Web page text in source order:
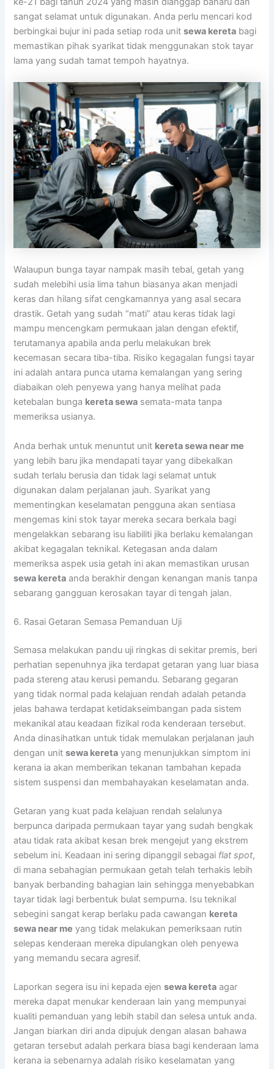
sangat selamat untuk digunakan. Anda perlu mencari kod
berbingkai bujur ini pada setiap roda unitsewa kereta bagi
memastikan pihak syarikat tidak menggunakan stok tayar
lama yang sudah tamat tempoh hayatnya.
Walaupun bunga tayar nampak masih tebal, getah yang
sudah melebihi usia lima tahun biasanya akan menjadi
keras dan hilang sifat cengkamannya yang asal secara
drastik. Getah yang sudah “mati” atau keras tidak lagi
mampu mencengkam permukaan jalan dengan efektif,
terutamanya apabila anda perlu melakukan brek
kecemasan secara tiba-tiba. Risiko kegagalan fungsi tayar
ini adalah antara punca utama kemalangan yang sering
diabaikan oleh penyewa yang hanya melihat pada
ketebalan bunga kereta sewa semata-mata tanpa
memeriksa usianya.
Anda berhak untuk menuntut unit kereta sewa near me
yang lebih baru jika mendapati tayar yang dibekalkan
sudah terlalu berusia dan tidak lagi selamat untuk
digunakan dalam perjalanan jauh. Syarikat yang
mementingkan keselamatan pengguna akan sentiasa
mengemas kini stok tayar mereka secara berkala bagi
mengelakkan sebarang isu liabiliti jika berlaku kemalangan
akibat kegagalan teknikal. Ketegasan anda dalam
memeriksa aspek usia getah ini akan memastikan urusan
sewa kereta anda berakhir dengan kenangan manis tanpa
sebarang gangguan kerosakan tayar di tengah jalan.
6. Rasai Getaran Semasa Pemanduan Uji
Semasa melakukan pandu uji ringkas di sekitar premis, beri
perhatian sepenuhnya jika terdapat getaran yang luar biasa
pada stereng atau kerusi pemandu. Sebarang gegaran
yang tidak normal pada kelajuan rendah adalah petanda
jelas bahawa terdapat ketidakseimbangan pada sistem
mekanikal atau keadaan fizikal roda kenderaan tersebut.
Anda dinasihatkan untuk tidak memulakan perjalanan jauh
dengan unitsewa kereta yang menunjukkan simptom ini
kerana ia akan memberikan tekanan tambahan kepada
sistem suspensi dan membahayakan keselamatan anda.
Getaran yang kuat pada kelajuan rendah selalunya
berpunca daripada permukaan tayar yang sudah bengkak
atau tidak rata akibat kesan brek mengejut yang ekstrem
sebelum ini. Keadaan ini sering dipanggil sebagai flat spot,
di mana sebahagian permukaan getah telah terhakis lebih
banyak berbanding bahagian lain sehingga menyebabkan
tayar tidak lagi berbentuk bulat sempurna. Isu teknikal
sebegini sangat kerap berlaku pada cawangan kereta
sewa near me yang tidak melakukan pemeriksaan rutin
selepas kenderaan mereka dipulangkan oleh penyewa
yang memandu secara agresif.
Laporkan segera isu ini kepada ejensewa kereta agar
mereka dapat menukar kenderaan lain yang mempunyai
kualiti pemanduan yang lebih stabil dan selesa untuk anda.
Jangan biarkan diri anda dipujuk dengan alasan bahawa
getaran tersebut adalah perkara biasa bagi kenderaan lama
kerana ia sebenarnya adalah risiko keselamatan yang